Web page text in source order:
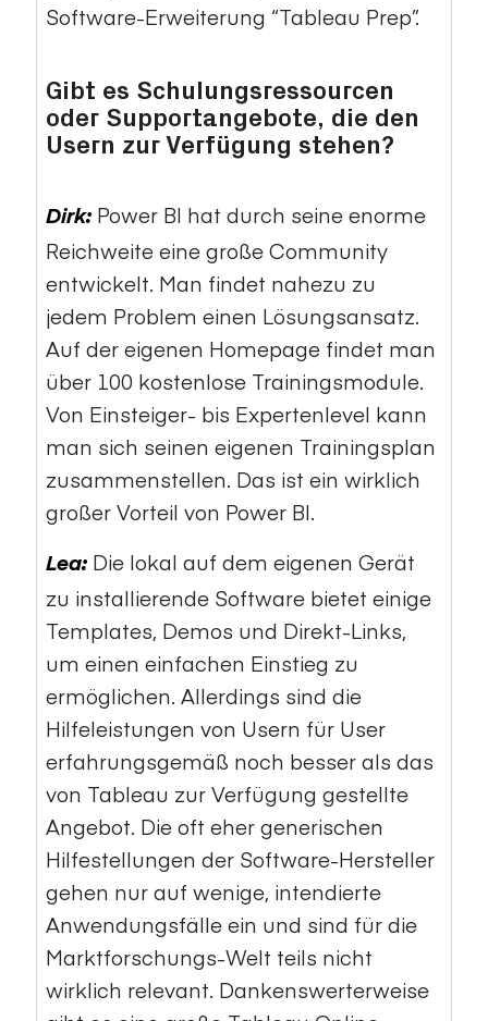
Software-Erweiterung “Tableau Prep”.
Gibt es Schulungsressourcen
oder Supportangebote, die den
Usern zur Verfügung stehen?
Dirk: Power BI hat durch seine enorme
Reichweite eine große Community
entwickelt. Man findet nahezu zu
jedem Problem einen Lösungsansatz.
Auf der eigenen Homepage findet man
über 100 kostenlose Trainingsmodule.
Von Einsteiger- bis Expertenlevel kann
man sich seinen eigenen Trainingsplan
zusammenstellen. Das ist ein wirklich
großer Vorteil von Power BI.
Lea: Die lokal auf dem eigenen Gerät
zu installierende Software bietet einige
Templates, Demos und Direkt-Links,
um einen einfachen Einstieg zu
ermöglichen. Allerdings sind die
Hilfeleistungen von Usern für User
erfahrungsgemäß noch besser als das
von Tableau zur Verfügung gestellte
Angebot. Die oft eher generischen
Hilfestellungen der Software-Hersteller
gehen nur auf wenige, intendierte
Anwendungsfälle ein und sind für die
Marktforschungs-Welt teils nicht
wirklich relevant. Dankenswerterweise